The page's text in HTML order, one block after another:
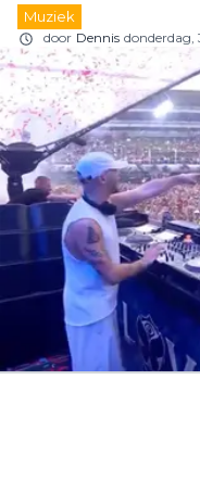
Muziek
door Dennis donderdag,